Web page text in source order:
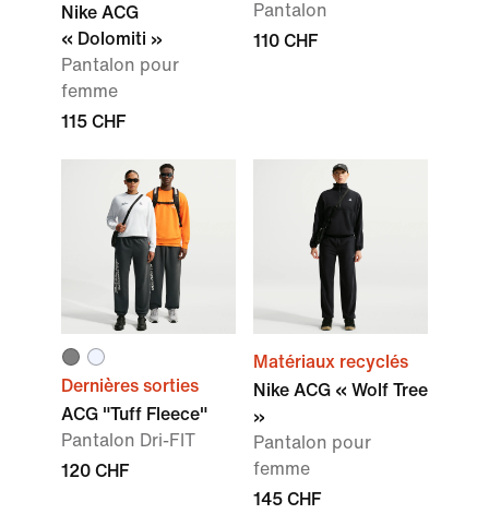
Nike ACG
« Dolomiti »
Pantalon pour
femme
115 CHF
Pantalon
110 CHF
Dernières sorties
ACG "Tuff Fleece"
Pantalon Dri-FIT
120 CHF
Matériaux recyclés
Nike ACG « Wolf Tree
»
Pantalon pour
femme
145 CHF